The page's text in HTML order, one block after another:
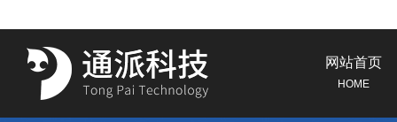
网站首页
HOME